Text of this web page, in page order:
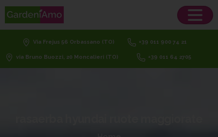
Via Frejus 56 Orbassano (TO) +39 011 900 74 21
via Bruno Buozzi, 20 Moncalieri (TO) +39 011 64 2705